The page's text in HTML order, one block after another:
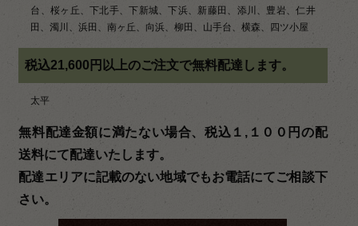
台、桜ヶ丘、下北手、下新城、下浜、新藤田、添川、豊岩、仁井
田、濁川、浜田、南ヶ丘、向浜、柳田、山手台、横森、四ツ小屋
税込21,600円以上のご注文で無料配達します。
太平
無料配達金額に満たない場合、税込１,１００円の配
送料にて配達いたします。
配達エリアに記載のない地域でもお電話にてご相談下
さい。